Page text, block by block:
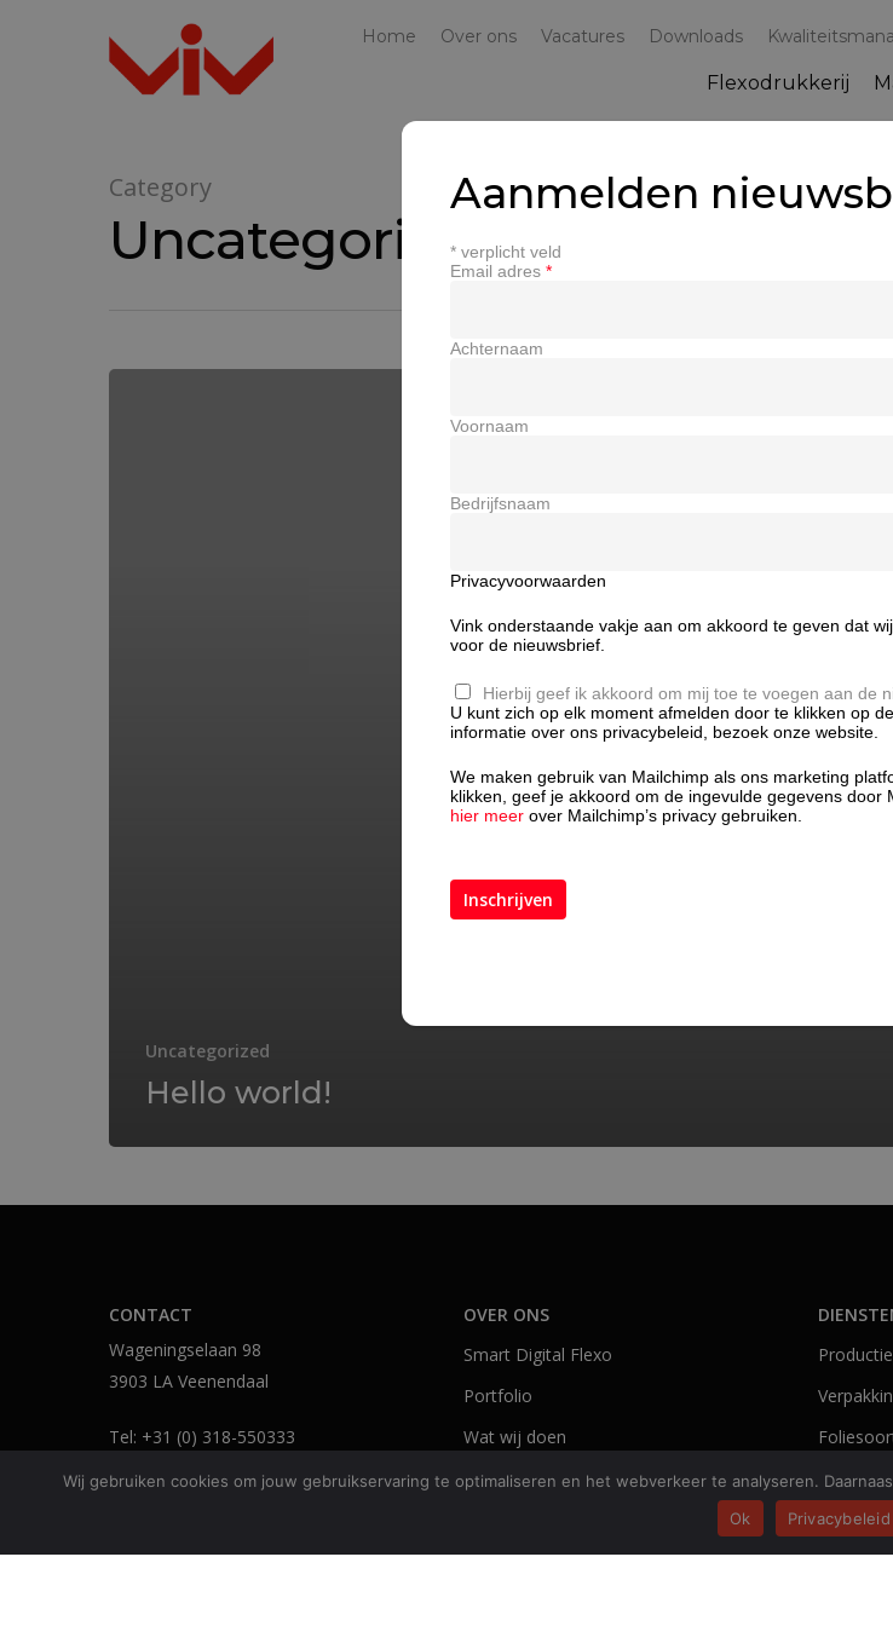
Home Over ons Vacatures Downloads
Flexodrukkerij
Category
Uncategorized
Uncategorized
Hello world!
CONTACT
Wageningselaan 98
3903 LA Veenendaal
Tel: +31 (0) 318-550333
OVER ONS
Smart Digital Flexo
Portfolio
Wat wij doen
Vacatures
Aanmelden
* verplicht veld
Email adres *
Achternaam
Voornaam
Bedrijfsnaam
Privacyvoorwaarden
Vink onderstaande vakje aan om akkoord te geven dat
voor de nieuwsbrief.
Hierbij geef ik akkoord om mij toe te voegen aan de
U kunt zich op elk moment afmelden door te klikken op
informatie over ons privacybeleid, bezoek onze website.
We maken gebruik van Mailchimp als ons marketing
klikken, geef je akkoord om de ingevulde gegevens door
hier meer over Mailchimp’s privacy gebruiken.
Wij gebruiken cookies om jouw gebruikservaring te optimaliseren en het webverkeer te analyseren.
Ok
Privacybeleid